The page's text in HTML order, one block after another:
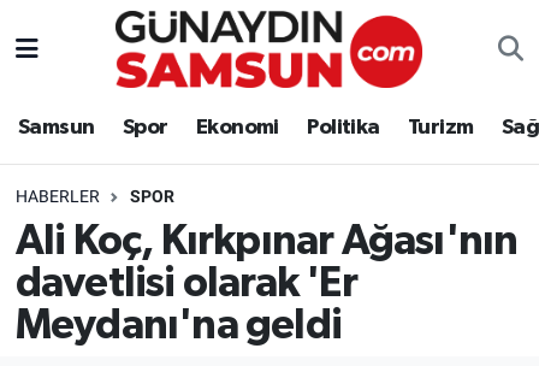
Samsun Spor Ekonomi Politika Turizm
HABERLER SPOR
Ali Koç, Kırkpınar Ağası'nın
davetlisi olarak 'Er
Meydanı'na geldi
Samsun
Politika
Turizm
Nöbetçi Eczaneler
Süper Lig Puan Durumu ve Fikstür
Tüm Manşetler